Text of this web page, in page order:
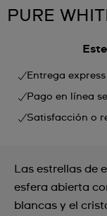
PURE
Entrega
Pago en línea
Satisfacción o
Las estrellas de
esfera abierta
blancas y el